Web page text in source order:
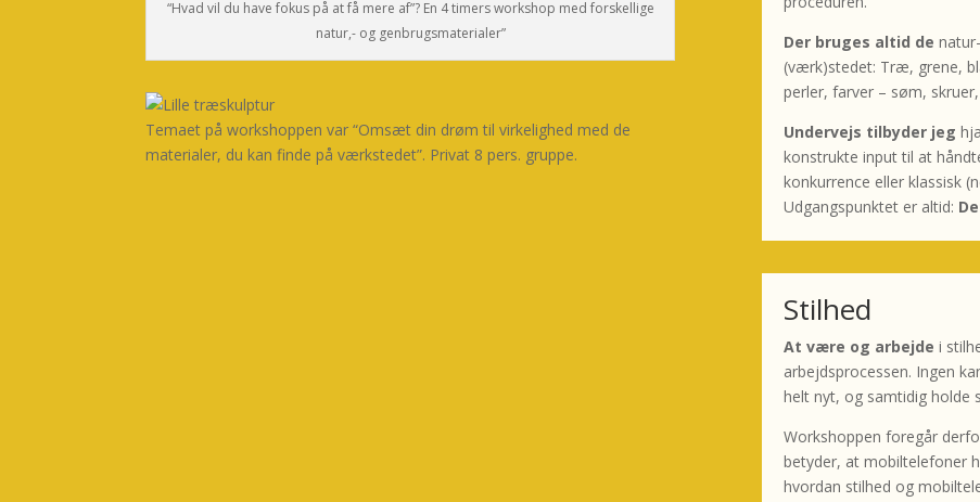
“Hvad vil du have fokus på at få mere af”? En 4 timers workshop med forskellige
natur,- og genbrugsmaterialer”
Temaet på workshoppen var “Omsæt din drøm til virkelighed med de
materialer, du kan finde på værkstedet”. Privat 8 pers. gruppe.
Der bruges altid de
(værk)stedet: Træ, grene,
perler, farver – søm,
Undervejs tilbyder jeg
konstrukte input til at
konkurrence eller klassisk
Udgangspunktet er altid:
Stilhed
At være og arbejde i
arbejdsprocessen. Ingen
helt nyt, og samtidig holde
Workshoppen foregår
betyder, at mobiltelefoner
hvordan stilhed og